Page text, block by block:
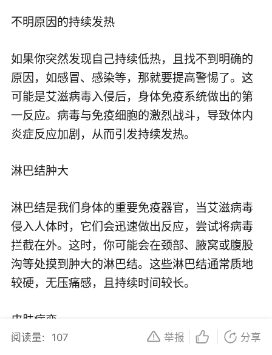
不明原因的持续发热
如果你突然发现自己持续低热，且找不到明确的
原因，如感冒、感染等，那就要提高警惕了。这
可能是艾滋病毒入侵后，身体免疫系统做出的第
一反应。病毒与免疫细胞的激烈战斗，导致体内
炎症反应加剧，从而引发持续发热。
淋巴结肿大
淋巴结是我们身体的重要免疫器官，当艾滋病毒
侵入人体时，它们会迅速做出反应，尝试将病毒
拦截在外。这时，你可能会在颈部、腋窝或腹股
沟等处摸到肿大的淋巴结。这些淋巴结通常质地
较硬，无压痛感，且持续时间较长。
皮肤病变
阅读量: 107 举报 分享